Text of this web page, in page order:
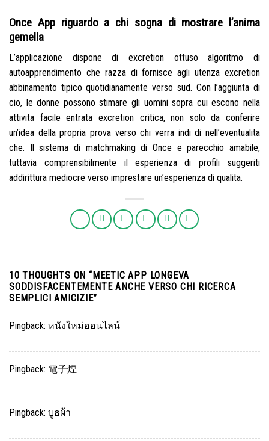
Once App riguardo a chi sogna di mostrare l’anima
gemella
L’applicazione dispone di excretion ottuso algoritmo di
autoapprendimento che razza di fornisce agli utenza excretion
abbinamento tipico quotidianamente verso sud. Con l’aggiunta di
cio, le donne possono stimare gli uomini sopra cui escono nella
attivita facile entrata excretion critica, non solo da conferire
un’idea della propria prova verso chi verra indi di nell’eventualita
che. Il sistema di matchmaking di Once e parecchio amabile,
tuttavia comprensibilmente il esperienza di profili suggeriti
addirittura mediocre verso imprestare un’esperienza di qualita.
10 THOUGHTS ON “ MEETIC APP LONGEVA
SODDISFACENTEMENTE ANCHE VERSO CHI RICERCA
SEMPLICI AMICIZIE”
Pingback: หนังใหม่ออนไลน์
Pingback: 電子煙
Pingback: บูธผ้า